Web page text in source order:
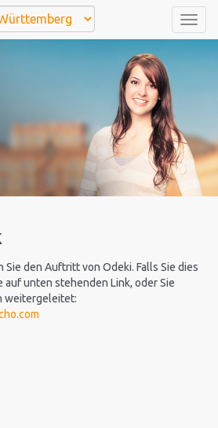
Sie den Auftritt von Odeki. Falls Sie dies
auf unten stehenden Link, oder Sie
weitergeleitet: